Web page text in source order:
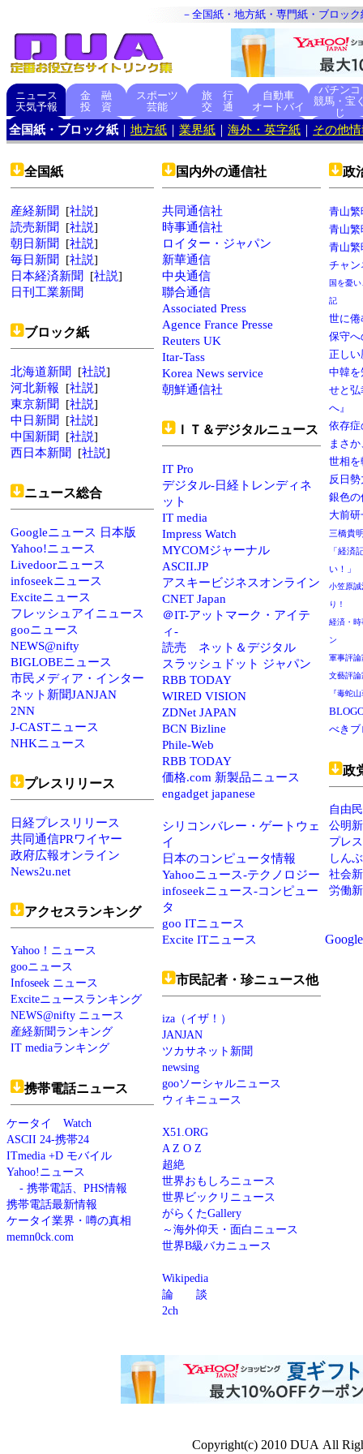
－全国紙・地方紙・専門紙・ブロッ
ニュース
天気予報
金 融
投 資
スポーツ
芸能
旅 行
交 通
自動車
オートバイ
パチンコ
競馬・宝
じ
全国紙・ブロック紙 地方紙 業界紙 海外・英字紙 その他
全国紙
産経新聞 [社説]
読売新聞 [社説]
朝日新聞 [社説]
毎日新聞 [社説]
日本経済新聞 [社説]
日刊工業新聞
ブロック紙
北海道新聞 [社説]
河北新報 [社説]
東京新聞 [社説]
中日新聞 [社説]
中国新聞 [社説]
西日本新聞 [社説]
ニュース総合
Googleニュース 日本版
Yahoo!ニュース
Livedoorニュース
infoseekニュース
Exciteニュース
フレッシュアイニュース
gooニュース
NEWS@nifty
BIGLOBEニュース
市民メディア・インター
ネット新聞JANJAN
2NN
J-CASTニュース
NHKニュース
プレスリリース
日経プレスリリース
共同通信PRワイヤー
政府広報オンライン
News2u.net
アクセスランキング
Yahoo！ニュース
gooニュース
Infoseek ニュース
Exciteニュースランキング
NEWS@nifty ニュース
産経新聞ランキング
IT mediaランキング
携帯電話ニュース
ケータイ Watch
ASCII 24-携帯24
ITmedia +D モバイル
Yahoo!ニュース
- 携帯電話、PHS情報
携帯電話最新情報
ケータイ業界・噂の真相
memn0ck.com
国内外の通信社
共同通信社
時事通信社
ロイター・ジャパン
新華通信
中央通信
聯合通信
Associated Press
Agence France Presse
Reuters UK
Itar-Tass
Korea News service
朝鮮通信社
ＩＴ＆デジタルニュース
IT Pro
デジタル-日経トレンディネ
ット
IT media
Impress Watch
MYCOMジャーナル
ASCII.JP
アスキービジネスオンライン
CNET Japan
＠IT-アットマーク・アイテ
ィ-
読売 ネット＆デジタル
スラッシュドット ジャパン
RBB TODAY
WIRED VISION
ZDNet JAPAN
BCN Bizline
Phile-Web
RBB TODAY
価格.com 新製品ニュース
engadget japanese
シリコンバレー・ゲートウェ
イ
日本のコンピュータ情報
Yahooニュース-テクノロジー
infoseekニュース-コンピュー
タ
goo ITニュース
Excite ITニュース
市民記者・珍ニュース他
iza（イザ！）
JANJAN
ツカサネット新聞
newsing
gooソーシャルニュース
ウィキニュース
X51.ORG
A Z O Z
超絶
世界おもしろニュース
世界ビックリニュース
がらくたGallery
～海外仰天・面白ニュース
世界B級バカニュース
Wikipedia
論 談
2ch
政
青山繁
青山繁
青山繁
チャン
国を憂
記
世に倦
保守へ
正しい
中韓を
せと
へ』
依存症
まさ
世相を
反日
銀色の
大前
三橋貴
「経済
い！」
小笠原
り！
経済・
ン
軍事評
文藝評
『毒蛇
べきブ
政
自由
公明
プレ
しん
社会
労働
Copyright(c) 2010 DUA All